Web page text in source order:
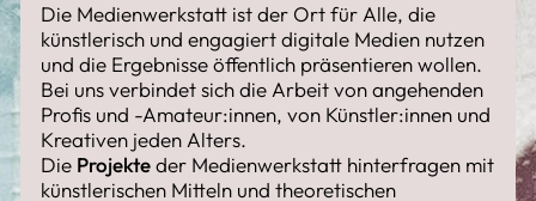
Die Medienwerkstatt ist der Ort für Alle, die
künstlerisch und engagiert digitale Medien nutzen
und die Ergebnisse öffentlich präsentieren wollen.
Bei uns verbindet sich die Arbeit von angehenden
Profis und -Amateur:innen, von Künstler:innen und
Kreativen jeden Alters.
Die Projekteder Medienwerkstatt hinterfragen mit
künstlerischen Mitteln und theoretischen